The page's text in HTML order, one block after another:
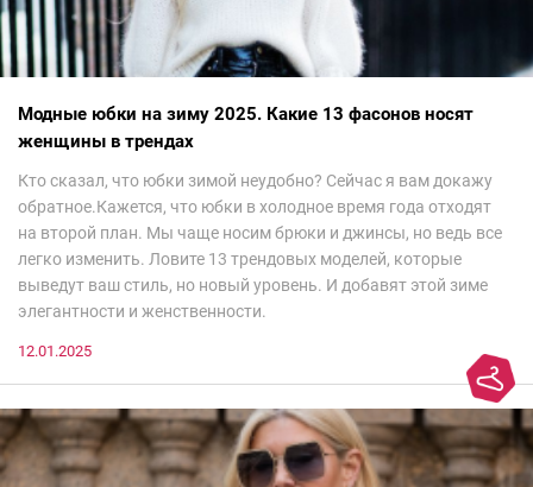
Модные юбки на зиму 2025. Какие 13 фасонов носят
женщины в трендах
Кто сказал, что юбки зимой неудобно? Сейчас я вам докажу
обратное.Кажется, что юбки в холодное время года отходят
на второй план. Мы чаще носим брюки и джинсы, но ведь все
легко изменить. Ловите 13 трендовых моделей, которые
выведут ваш стиль, но новый уровень. И добавят этой зиме
элегантности и женственности.
12.01.2025